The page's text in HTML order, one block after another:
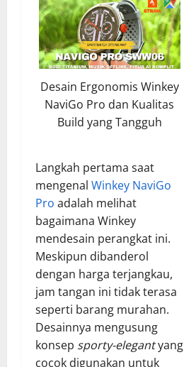
Desain Ergonomis Winkey
NaviGo Pro dan Kualitas
Build yang Tangguh
Langkah pertama saat
mengenal Winkey NaviGo
Pro adalah melihat
bagaimana Winkey
mendesain perangkat ini.
Meskipun dibanderol
dengan harga terjangkau,
jam tangan ini tidak terasa
seperti barang murahan.
Desainnya mengusung
konsep sporty-elegantyang
cocok digunakan untuk